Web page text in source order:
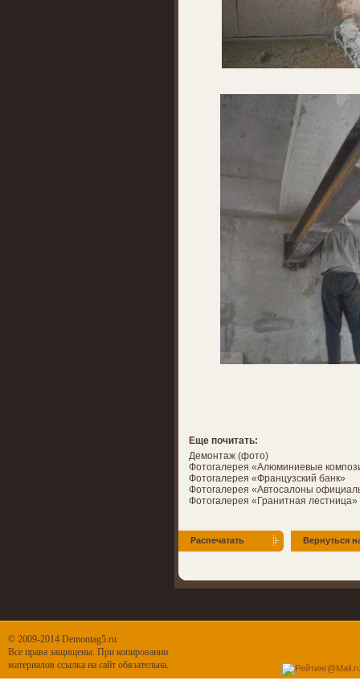
Еще почитать:
Демонтаж (фото)
Фотогалерея «Алюминиевые
Фотогалерея «Французский банк»
Фотогалерея «Автосалоны
Фотогалерея «Гранитная лестница»
Распечатать Вернуться
© 2009-2014 Demontag5.ru
Все права защищены. При копировании
материалов ссылка на сайт обязательна.